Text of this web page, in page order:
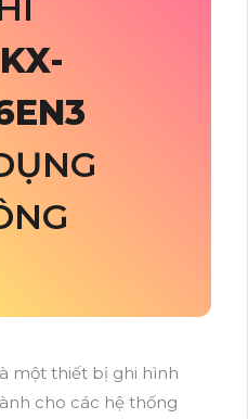
KX-
một thiết bị ghi hình
cho các hệ thống